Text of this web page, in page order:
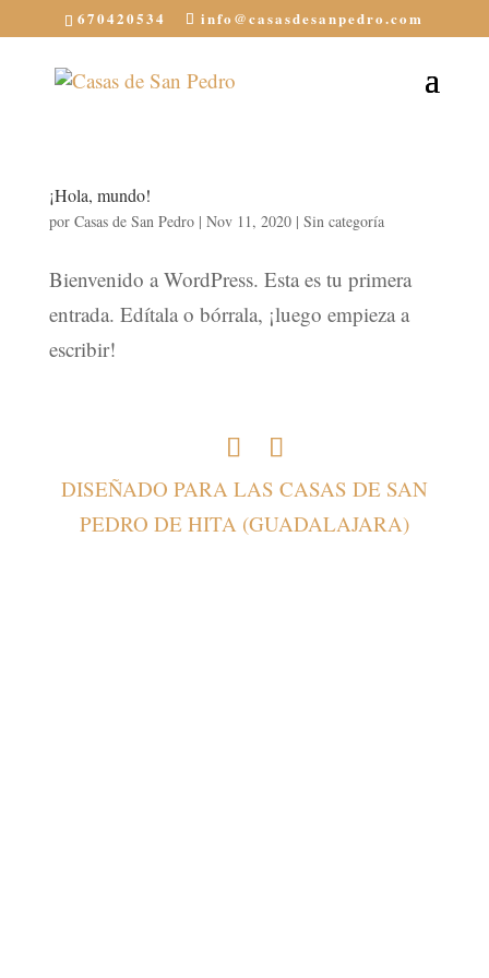
670420534 info@casasdesanpedro.com
¡Hola, mundo!
por Casas de San Pedro| Nov 11, 2020| Sin categoría
Bienvenido a WordPress. Esta es tu primera
entrada. Edítala o bórrala, ¡luego empieza a
escribir!
DISEÑADO PARA LAS CASAS DE SAN
PEDRO DE HITA (GUADALAJARA)